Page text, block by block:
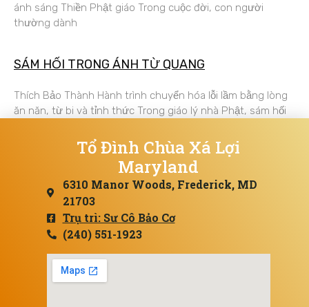
ánh sáng Thiền Phật giáo Trong cuộc đời, con người
thường dành
SÁM HỐI TRONG ÁNH TỪ QUANG
Thích Bảo Thành Hành trình chuyển hóa lỗi lầm bằng lòng
ăn năn, từ bi và tỉnh thức Trong giáo lý nhà Phật, sám hối
Tổ Đình Chùa Xá Lợi
Maryland
6310 Manor Woods, Frederick, MD
21703
Trụ trì: Sư Cô Bảo Cơ
(240) 551-1923